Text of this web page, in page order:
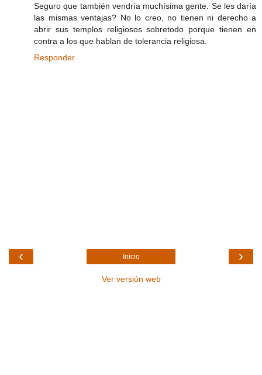
Seguro que también vendría muchísima gente. Se les daría
las mismas ventajas? No lo creo, no tienen ni derecho a
abrir sus templos religiosos sobretodo porque tienen en
contra a los que hablan de tolerancia religiosa.
Responder
‹ ›
Inicio
Ver versión web